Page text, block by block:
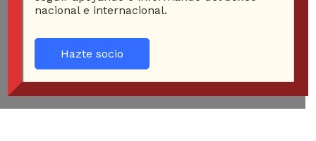
nacional e internacional.
Hazte socio